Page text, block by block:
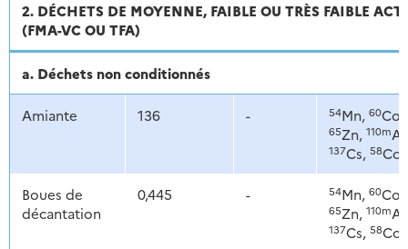
2. DÉCHETS DE MOYENNE, FAIBLE OU TRÈS FAIBLE
(FMA-VC OU TFA)
a. Déchets non conditionnés
Amiante 136 - 54Mn, 60Co,
65Zn, 110m
137Cs, 58Co
Boues de
décantation
0,445 - 54Mn, 60Co,
65Zn, 110m
137Cs, 58Co